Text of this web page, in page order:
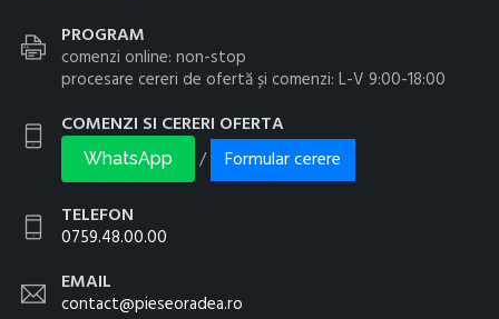
PROGRAM
comenzi online: non-stop
procesare cereri de ofertă și comenzi: L-V 9:00-18:00
COMENZI SI CERERI OFERTA
WhatsApp /
Formular cerere
TELEFON
0759.48.00.00
EMAIL
contact@pieseoradea.ro